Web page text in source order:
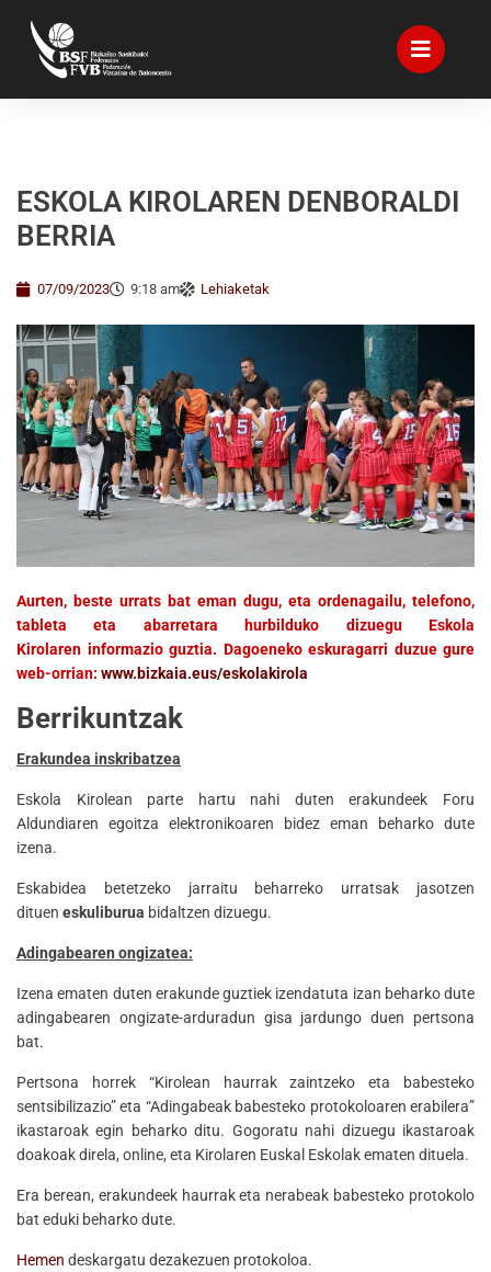
ESKOLA KIROLAREN DENBORALDI
BERRIA
07/09/2023 9:18 am Lehiaketak
Aurten, beste urrats bat eman dugu, eta ordenagailu, telefono,
tableta eta abarretara hurbilduko dizuegu Eskola
Kirolaren informazio guztia. Dagoeneko eskuragarri duzue gure
web-orrian: www.bizkaia.eus/eskolakirola
Berrikuntzak
Erakundea inskribatzea
Eskola Kirolean parte hartu nahi duten erakundeek Foru
Aldundiaren egoitza elektronikoaren bidez eman beharko dute
izena.
Eskabidea betetzeko jarraitu beharreko urratsak jasotzen
dituen eskuliburua bidaltzen dizuegu.
Adingabearen ongizatea:
Izena ematen duten erakunde guztiek izendatuta izan beharko dute
adingabearen ongizate-arduradun gisa jardungo duen pertsona
bat.
Pertsona horrek “Kirolean haurrak zaintzeko eta babesteko
sentsibilizazio” eta “Adingabeak babesteko protokoloaren erabilera”
ikastaroak egin beharko ditu. Gogoratu nahi dizuegu ikastaroak
doakoak direla, online, eta Kirolaren Euskal Eskolak ematen dituela.
Era berean, erakundeek haurrak eta nerabeak babesteko protokolo
bat eduki beharko dute.
Hemen deskargatu dezakezuen protokoloa.